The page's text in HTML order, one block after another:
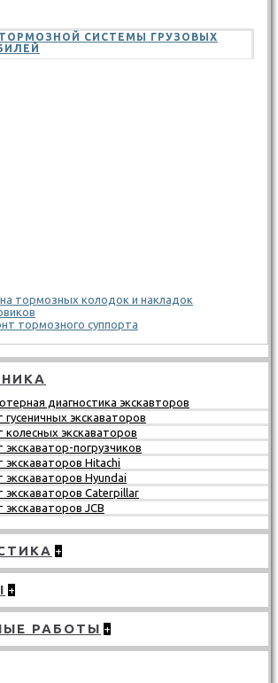
СИСТЕМЫ ГРУЗОВЫХ
тормозных колодок и накладок
тормозного суппорта
диагностика экскавторов
гусеничных экскаваторов
колесных экскаваторов
экскаватор-погрузчиков
экскаваторов Hitachi
экскаваторов Hyundai
экскаваторов Caterpillar
экскаваторов JCB
+
+
РАБОТЫ +